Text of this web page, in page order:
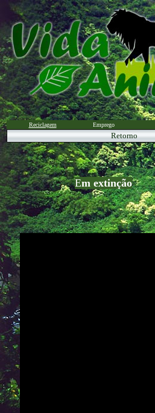
Reciclagem Emprego
Retorno
Em extinção